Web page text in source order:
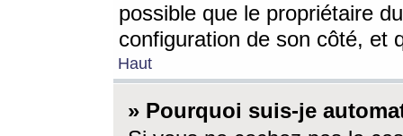
possible que le propriétaire
configuration de son côté, et
Haut
» Pourquoi suis-je